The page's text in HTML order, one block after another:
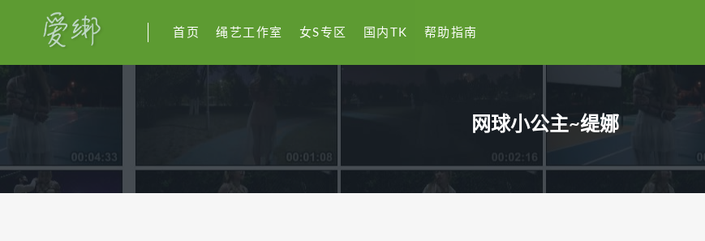
首页 绳艺工作室 女S专区 国内TK 帮助指南
网球小公主~缇娜